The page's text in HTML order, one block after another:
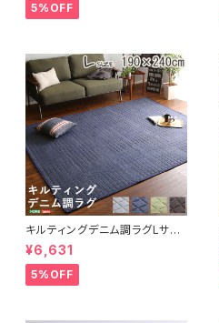
FRG-D2-M
5%OFF
キルティングデニム調ラグLサイ
ズ(190x240cm)オールシーズ
ン、滑り止め付き、手洗い対応【D
erid-デリッド-】 DRG-L
¥6,631
5%OFF